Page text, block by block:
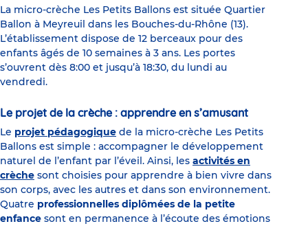
La micro-crèche Les Petits Ballons est située Quartier
Ballon à Meyreuil dans les Bouches-du-Rhône (13).
L’établissement dispose de 12 berceaux pour des
enfants âgés de 10 semaines à 3 ans. Les portes
s’ouvrent dès 8:00 et jusqu’à 18:30, du lundi au
vendredi.
Le projet de la crèche : apprendre en s’amusant
Le projet pédagogique de la micro-crèche Les Petits
Ballons est simple : accompagner le développement
naturel de l’enfant par l’éveil. Ainsi, les activités en
crèche sont choisies pour apprendre à bien vivre dans
son corps, avec les autres et dans son environnement.
Quatre professionnelles diplômées de la petite
enfance sont en permanence à l’écoute des émotions